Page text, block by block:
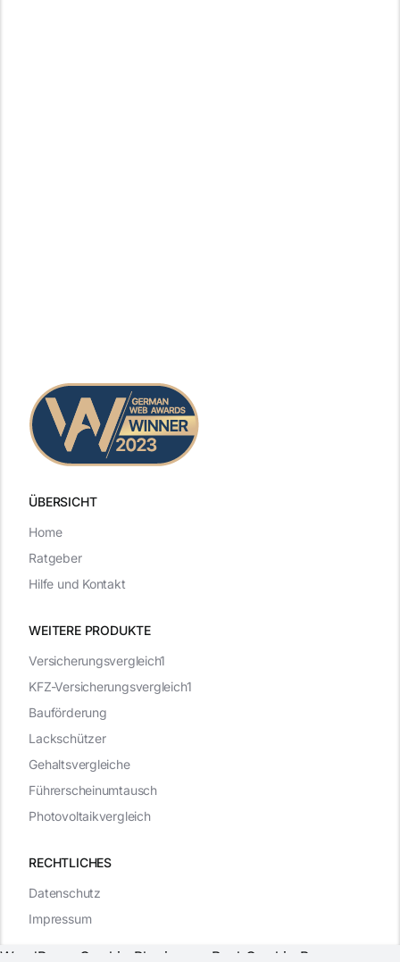
ÜBERSICHT
WEITERE PRODUKTE
RECHTLICHES
Datenschutz
Impressum
Versicherungsvergleich1
KFZ-Versicherungsvergleich1
Bauförderung
Lackschützer
Gehaltsvergleiche
Führerscheinumtausch
Photovoltaikvergleich
Home
Ratgeber
Hilfe und Kontakt
WordPress Cookie Plugin von Real Cookie Banner